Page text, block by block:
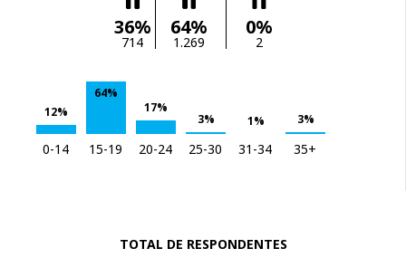
36%
714
64%
1.269
0%
2
12%
64%
17%
3% 1% 3%
0-14 15-19 20-24 25-30 31-34 35+
TOTAL DE RESPONDENTES